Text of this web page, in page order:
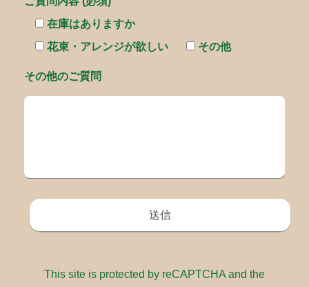
在庫はありますか
花束・アレンジが欲しい
その他
その他のご質問
This site is protected by reCAPTCHA and the